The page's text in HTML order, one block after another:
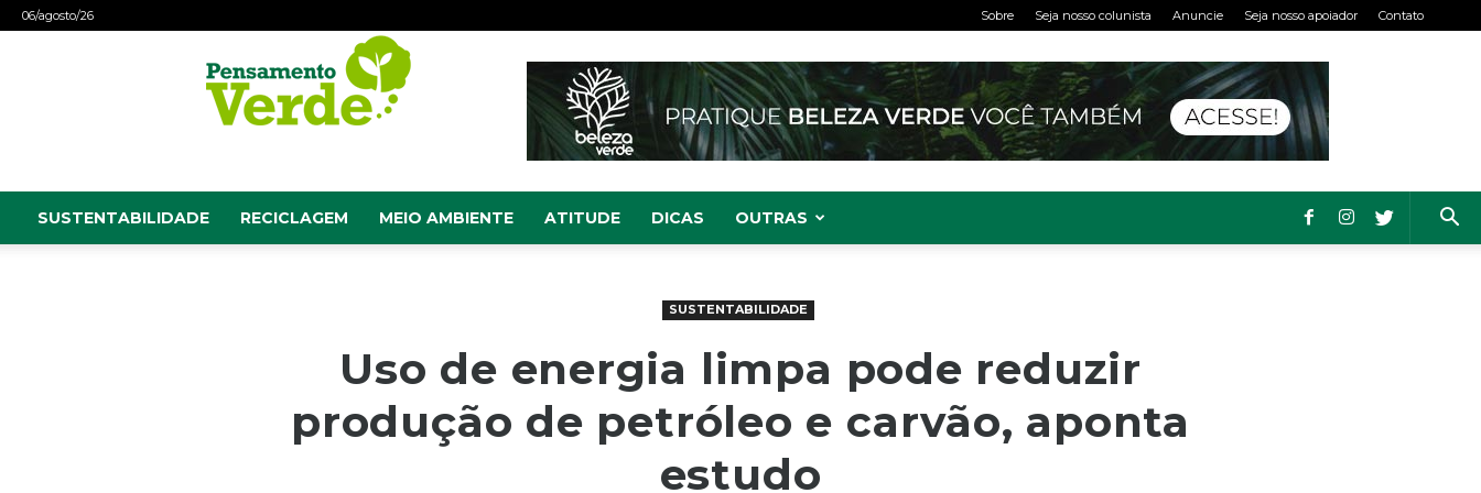
06/agosto/26 Sobre Seja nosso colunista Anuncie Seja nosso apoiador Contato
SUSTENTABILIDADE RECICLAGEM MEIO AMBIENTE ATITUDE DICAS OUTRAS
SUSTENTABILIDADE
Uso de energia limpa pode reduzir
produção de petróleo e carvão, aponta
estudo